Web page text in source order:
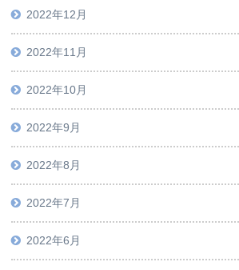
2022年12月
2022年11月
2022年10月
2022年9月
2022年8月
2022年7月
2022年6月